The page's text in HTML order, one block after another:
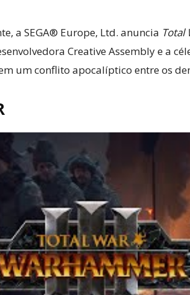
a SEGA® Europe, Ltd. anuncia Total
Creative Assembly e a
um conflito apocalíptico entre os